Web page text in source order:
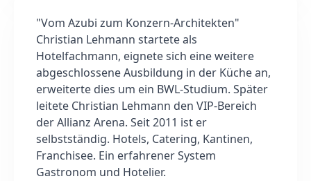
"Vom Azubi zum Konzern-Architekten"
Christian Lehmann startete als
Hotelfachmann, eignete sich eine weitere
abgeschlossene Ausbildung in der Küche an,
erweiterte dies um ein BWL-Studium. Später
leitete Christian Lehmann den VIP-Bereich
der Allianz Arena. Seit 2011 ist er
selbstständig. Hotels, Catering, Kantinen,
Franchisee. Ein erfahrener System
Gastronom und Hotelier.